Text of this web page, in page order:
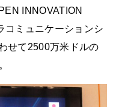
INNOVATION
コミュニケーションシ
せて2500万米ドルの